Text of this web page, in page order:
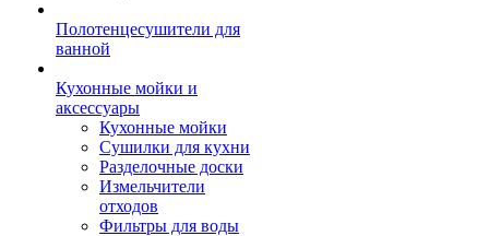
Полотенцесушители для
ванной
Кухонные мойки и
аксессуары
Кухонные мойки
Сушилки для кухни
Разделочные доски
Измельчители
отходов
Фильтры для воды